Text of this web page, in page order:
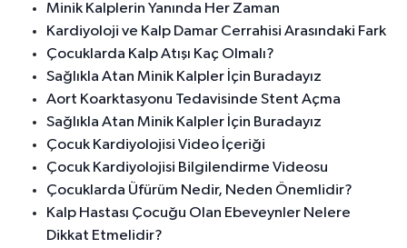
Minik Kalplerin Yanında Her Zaman
Kardiyoloji ve Kalp Damar Cerrahisi Arasındaki Fark
Çocuklarda Kalp Atışı Kaç Olmalı?
Sağlıkla Atan Minik Kalpler İçin Buradayız
Aort Koarktasyonu Tedavisinde Stent Açma
Sağlıkla Atan Minik Kalpler İçin Buradayız
Çocuk Kardiyolojisi Video İçeriği
Çocuk Kardiyolojisi Bilgilendirme Videosu
Çocuklarda Üfürüm Nedir, Neden Önemlidir?
Kalp Hastası Çocuğu Olan Ebeveynler Nelere
Dikkat Etmelidir?